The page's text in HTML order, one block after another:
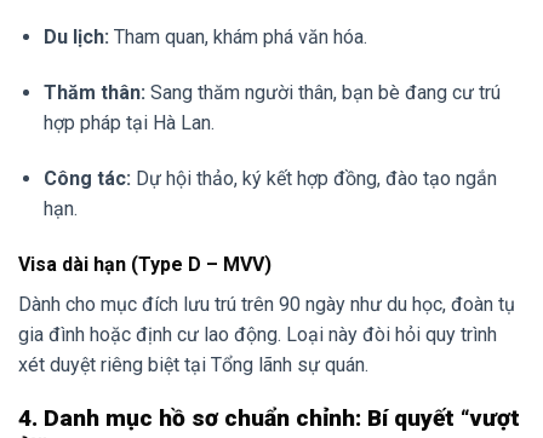
Du lịch: Tham quan, khám phá văn hóa.
Thăm thân: Sang thăm người thân, bạn bè đang cư trú
hợp pháp tại Hà Lan.
Công tác: Dự hội thảo, ký kết hợp đồng, đào tạo ngắn
hạn.
Visa dài hạn (Type D – MVV)
Dành cho mục đích lưu trú trên 90 ngày như du học, đoàn tụ
gia đình hoặc định cư lao động. Loại này đòi hỏi quy trình
xét duyệt riêng biệt tại Tổng lãnh sự quán.
4. Danh mục hồ sơ chuẩn chỉnh: Bí quyết “vượt